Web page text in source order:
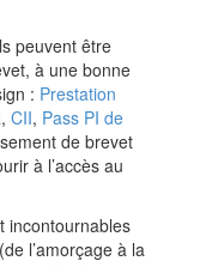
peuvent être
à une bonne
: Prestation
, CII, Pass PI de
de brevet
à l’accès au
incontournables
l’amorçage à la